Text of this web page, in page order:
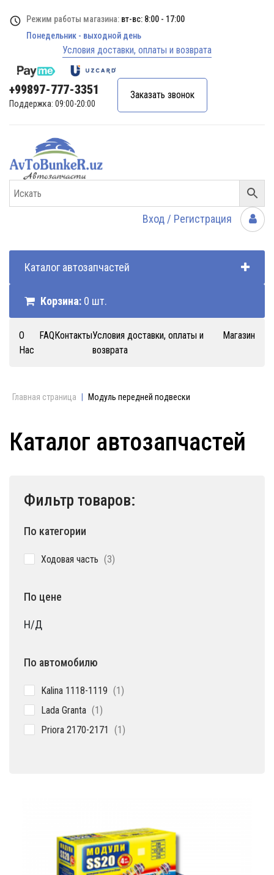
Режим работы магазина: вт-вс: 8:00 - 17:00
Понедельник - выходной день
Условия доставки, оплаты и возврата
+99897-777-3351
Поддержка: 09:00-20:00
Заказать звонок
Вход / Регистрация
Каталог автозапчастей
Корзина: 0 шт.
О
Нас
FAQКонтактыУсловия доставки, оплаты и
возврата
Магазин
Главная страница Модуль передней подвески
Каталог автозапчастей
Фильтр товаров:
По категории
Ходовая часть 33
По цене
Н/Д
По автомобилю
Kalina 1118-1119 11
Lada Granta 1 1
Priora 2170-2171 1 1